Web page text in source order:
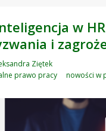
w
i
Ziętek
prawo pracy
nowości w